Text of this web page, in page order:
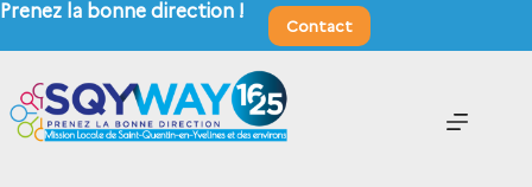
Prenez la bonne direction !
Contact